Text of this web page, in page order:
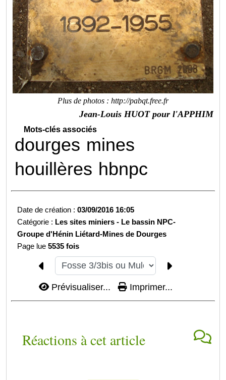
Plus de photos : http://pabqt.free.fr
Jean-Louis HUOT pour l'APPHIM
Mots-clés associés
dourges mines
houillères hbnpc
Date de création :03/09/2016 16:05
Catégorie : Les sites miniers - Le bassin NPC-
Groupe d'Hénin Liétard-Mines de Dourges
Page lue5535 fois
Prévisualiser... Imprimer...
Réactions à cet article